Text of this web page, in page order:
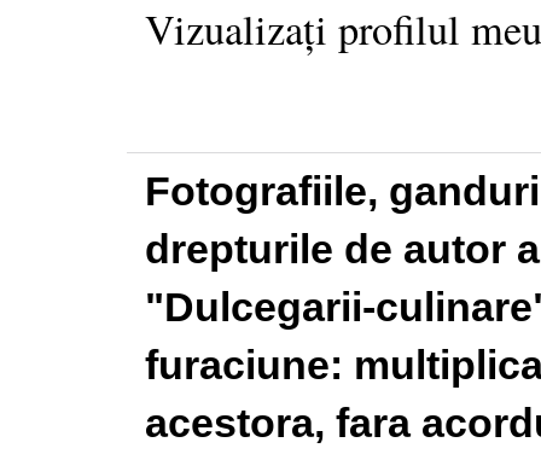
Vizualizați profilul
Fotografiile,
drepturile de autor
"Dulcegarii-
furaciune:
acestora, fara